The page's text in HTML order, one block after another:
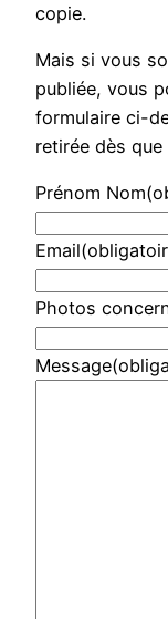
copie.
Mais si vous
publiée, vous
formulaire ci-
retirée dès
Prénom Nom
Email
Photos
Message